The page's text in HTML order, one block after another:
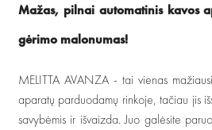
Mažas, pilnai automatinis kavos
gėrimo malonumas!
MELITTA AVANZA - tai vienas
aparatų parduodamų rinkoje, tačiau jis
savybėmis ir išvaizda. Juo galėsite